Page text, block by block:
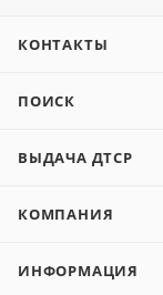
КОНТАКТЫ
ПОИСК
ВЫДАЧА ДТСР
КОМПАНИЯ
ИНФОРМАЦИЯ